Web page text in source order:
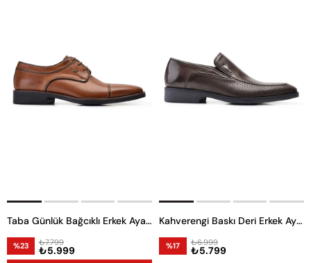
Taba Günlük Bağcıklı Erkek Ayakkabı -11339-
%23 ₺5.999
₺7.799
Kahverengi Baskı Deri Erkek Ayakkabı -11338-
%17 ₺5.799
₺6.999